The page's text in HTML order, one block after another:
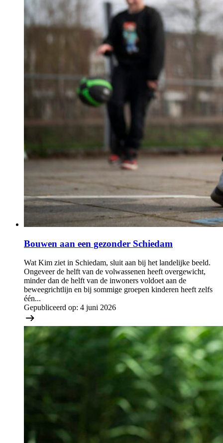
Bouwen aan een gezonder Schiedam
Wat Kim ziet in Schiedam, sluit aan bij het landelijke beeld.
Ongeveer de helft van de volwassenen heeft overgewicht,
minder dan de helft van de inwoners voldoet aan de
beweegrichtlijn en bij sommige groepen kinderen heeft zelfs
één...
Gepubliceerd op: 4 juni 2026